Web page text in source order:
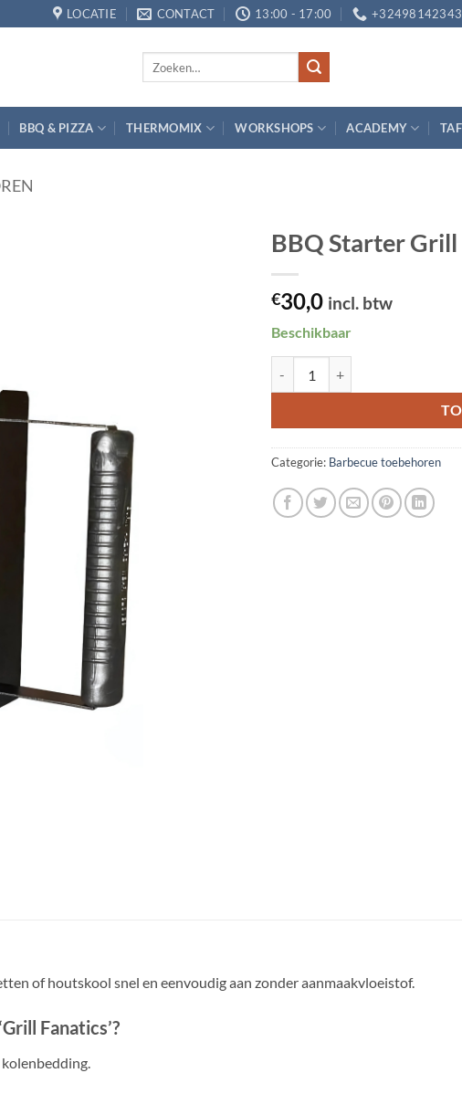
LOCATIE CONTACT 13:00 - 17:00 +32498142343
BBQ & PIZZA THERMOMIX WORKSHOPS ACADEMY
BBQ Starter Grill
€30,0 incl. btw
Beschikbaar
Categorie: Barbecue toebehoren
of houtskool snel en eenvoudig aan zonder aanmaakvloeistof.
Fanatics’?